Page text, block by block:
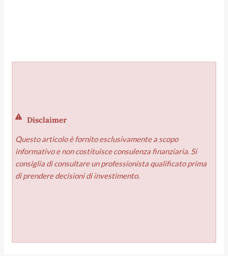
Disclaimer
Questo articolo è fornito esclusivamente a scopo
informativo e non costituisce consulenza finanziaria. Si
consiglia di consultare un professionista qualificato prima
di prendere decisioni di investimento.